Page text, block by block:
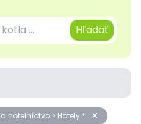
Hľadať
hotelníctvo > Hotely *